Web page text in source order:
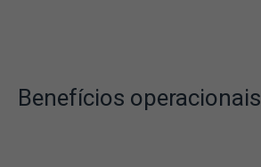
Benefícios operacionais